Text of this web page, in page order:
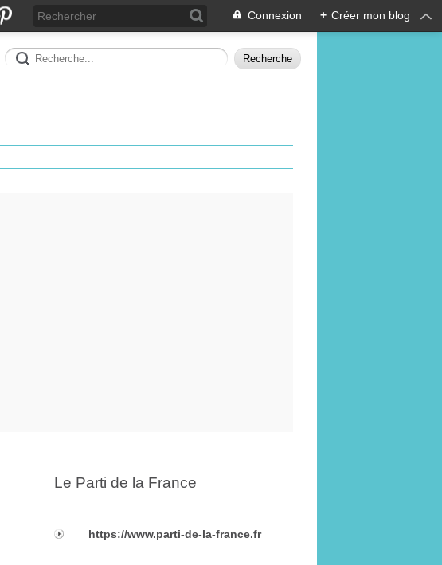
Connexion + Créer mon blog
Le Parti de la France
https://www.parti-de-la-france.fr